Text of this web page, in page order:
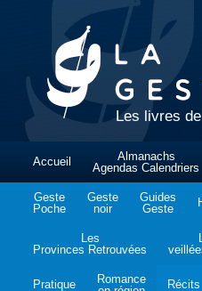
Les livres
Accueil
Almanachs
Agendas Calendriers
Geste
Poche
Geste
noir
Guides
Geste
Les
Provinces Retrouvées
Pratique
Romance
Récits